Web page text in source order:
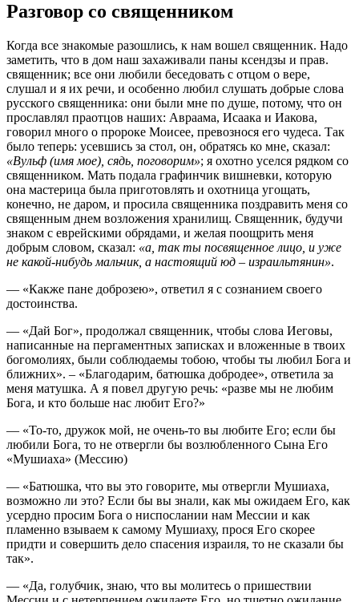
Разговор со священником
Когда все знакомые разошлись, к нам вошел священник. Надо
заметить, что в дом наш захаживали паны ксендзы и прав.
священник; все они любили беседовать с отцом о вере,
слушал и я их речи, и особенно любил слушать добрые слова
русского священника: они были мне по душе, потому, что он
прославлял праотцов наших: Авраама, Исаака и Иакова,
говорил много о пророке Моисее, превознося его чудеса. Так
было теперь: усевшись за стол, он, обратясь ко мне, сказал:
«Вульф (имя мое), сядь, поговорим»; я охотно уселся рядком со
священником. Мать подала графинчик вишневки, которую
она мастерица была приготовлять и охотница угощать,
конечно, не даром, и просила священника поздравить меня со
священным днем возложения хранилищ. Священник, будучи
знаком с еврейскими обрядами, и желая поощрить меня
добрым словом, сказал: «а, так ты посвященное лицо, и уже
не какой-нибудь мальчик, а настоящий юд – израильтянин».
— «Какже пане доброзею», ответил я с сознанием своего
достоинства.
— «Дай Бог», продолжал священник, чтобы слова Иеговы,
написанные на пергаментных записках и вложенные в твоих
богомолиях, были соблюдаемы тобою, чтобы ты любил Бога и
ближних». – «Благодарим, батюшка добродее», ответила за
меня матушка. А я повел другую речь: «разве мы не любим
Бога, и кто больше нас любит Его?»
— «То-то, дружок мой, не очень-то вы любите Его; если бы
любили Бога, то не отвергли бы возлюбленного Сына Его
«Мушиаха» (Мессию)
— «Батюшка, что вы это говорите, мы отвергли Мушиаха,
возможно ли это? Если бы вы знали, как мы ожидаем Его, как
усердно просим Бога о ниспослании нам Мессии и как
пламенно взываем к самому Мушиаху, прося Его скорее
придти и совершить дело спасения израиля, то не сказали бы
так».
— «Да, голубчик, знаю, что вы молитесь о пришествии